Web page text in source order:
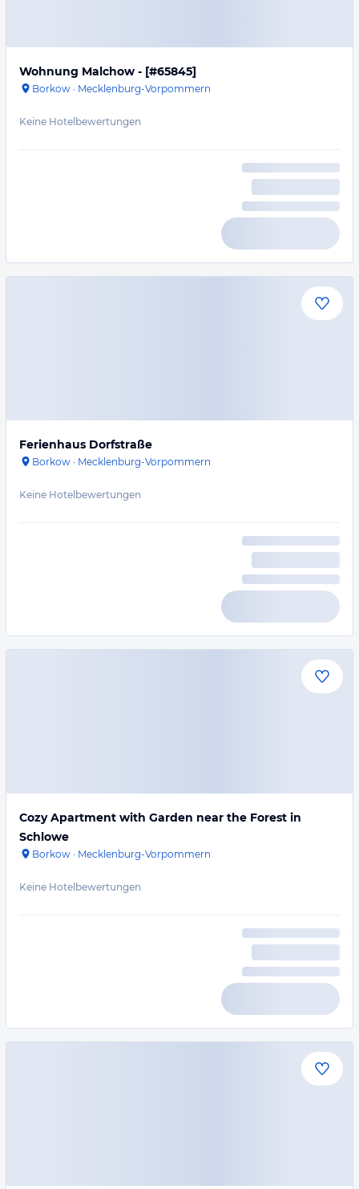
Wohnung Malchow - [#65845]
Borkow · Mecklenburg-Vorpommern
Keine Hotelbewertungen
Ferienhaus Dorfstraße
Borkow · Mecklenburg-Vorpommern
Keine Hotelbewertungen
Cozy Apartment with Garden near the Forest in
Schlowe
Borkow · Mecklenburg-Vorpommern
Keine Hotelbewertungen